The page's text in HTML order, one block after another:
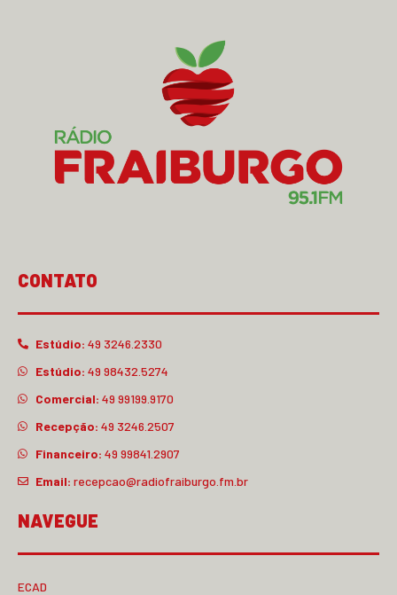
CONTATO
Estúdio: 49 3246.2330
Estúdio: 49 98432.5274
Comercial: 49 99199.9170
Recepção: 49 3246.2507
Financeiro: 49 99841.2907
Email: recepcao@radiofraiburgo.fm.br
NAVEGUE
ECAD